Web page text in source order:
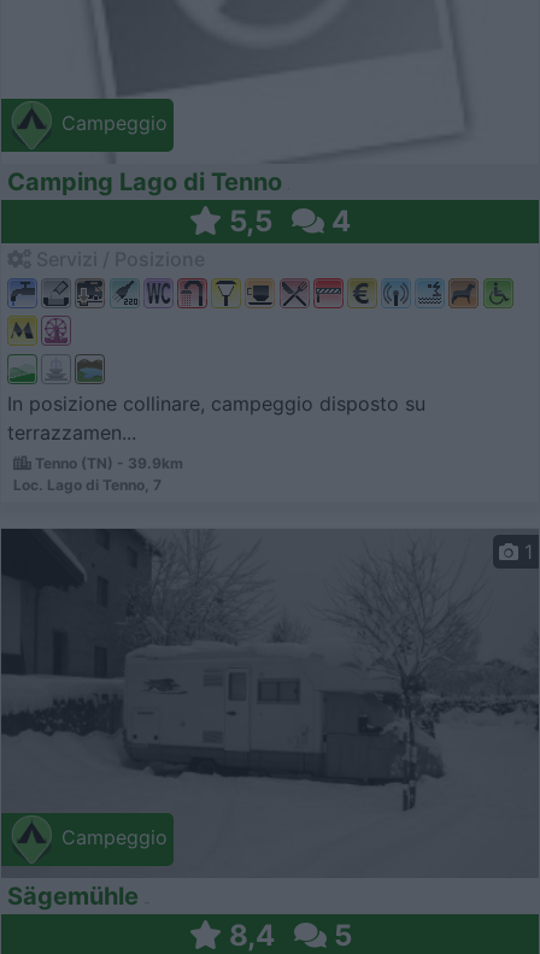
Campeggio
Camping Lago di Tenno
5,5 4
In posizione collinare, campeggio disposto su
terrazzamen...
Tenno (TN) - 39.9km
Loc. Lago di Tenno, 7
Campeggio
1
Sägemühle
8,4 5